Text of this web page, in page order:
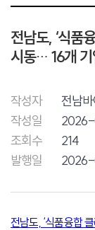
전남도, ‘식품
시동… 16개
작성자
전남
작성일
조회수
214
발행일
전남도, ‘식품융합